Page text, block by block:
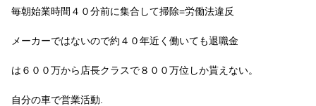
毎朝始業時間４０分前に集合して掃除=労働法違反
メーカーではないので約４０年近く働いても退職金
は６００万から店長クラスで８００万位しか貰えない。
自分の車で営業活動.